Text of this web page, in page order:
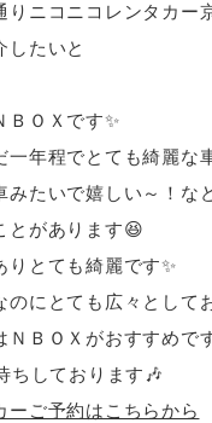
りニコニコレンタカー
したいと
ＢＯＸです✨
年程でとても綺麗な
みたいで嬉しい～！な
とがあります😆
りとても綺麗です✨
のにとても広々として
ＢＯＸがおすすめです
ちしております🎶
ーご予約はこちらから